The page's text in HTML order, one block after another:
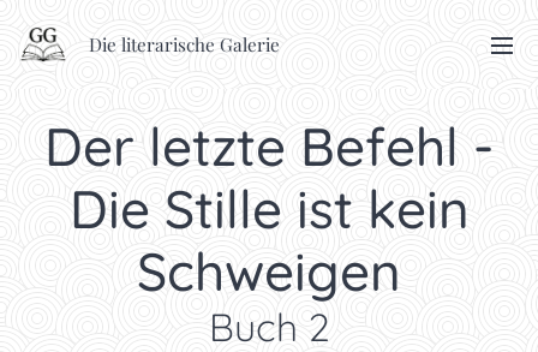
Die literarische Galerie
Der letzte Befehl -
Die Stille ist kein
Schweigen
Buch 2